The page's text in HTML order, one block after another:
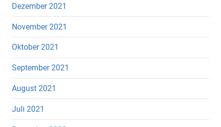
Dezember 2021
November 2021
Oktober 2021
September 2021
August 2021
Juli 2021